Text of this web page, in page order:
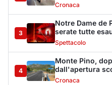
Cronaca
3
Notre Dame de
serate tutte
Spettacolo
4
Monte Pino,
dall'apertura
Muddizza Piana
Cronaca